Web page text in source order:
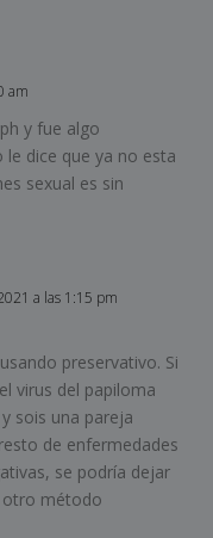
am
y fue algo
dice que ya no esta
sexual es sin
a las 1:15 pm
preservativo. Si
virus del papiloma
sois una pareja
de enfermedades
se podría dejar
otro método